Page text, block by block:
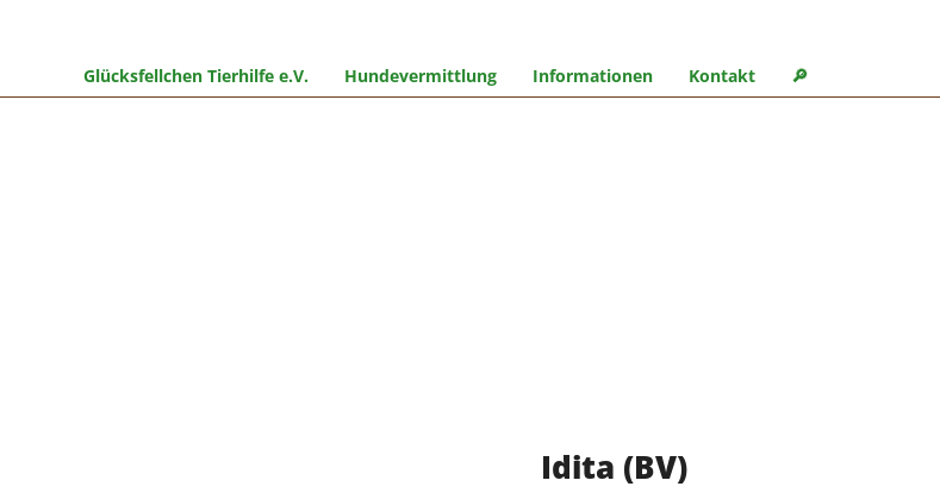
Glücksfellchen Tierhilfe e.V. Hundevermittlung Informationen Kontakt 🔎︎
Idita (BV)